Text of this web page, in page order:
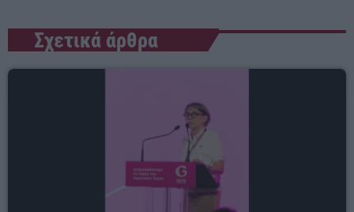
Σχετικά άρθρα